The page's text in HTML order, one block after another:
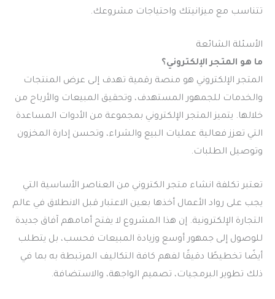
تتناسب مع ميزانيتك واحتياجات مشروعك.
الأسئلة الشائعة
ما هو المتجر الإلكتروني؟
المتجر الإلكتروني هو منصة رقمية تهدف إلى عرض المنتجات
والخدمات للجمهور المستهدف، وتحقيق المبيعات والأرباح من
خلالها. يتميز المتجر الإلكتروني بمجموعة من الأدوات المساعدة
التي تعزز فعالية عمليات البيع والشراء، وتحسن إدارة المخزون
وتوصيل الطلبات.
تعتبر تكلفة انشاء متجر الكتروني من العناصر الأساسية التي
يجب على رواد الأعمال أخذها بعين الاعتبار قبل الانطلاق في عالم
التجارة الإلكترونية. إن هذا المشروع لا يفتح أمامهم آفاق جديدة
للوصول إلى جمهور أوسع وزيادة المبيعات فحسب، بل يتطلب
أيضًا تخطيطًا دقيقًا لفهم كافة التكاليف المرتبطة به بما في
ذلك تطوير البرمجيات، تصميم الواجهة، والاستضافة.